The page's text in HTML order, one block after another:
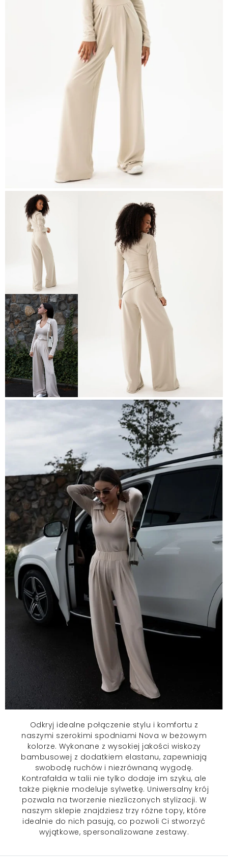
Odkryj idealne połączenie stylu i komfortu z
naszymi szerokimi spodniami Nova w beżowym
kolorze. Wykonane z wysokiej jakości wiskozy
bambusowej z dodatkiem elastanu, zapewniają
swobodę ruchów i niezrównaną wygodę.
Kontrafałda w talii nie tylko dodaje im szyku, ale
także pięknie modeluje sylwetkę. Uniwersalny krój
pozwala na tworzenie niezliczonych stylizacji. W
naszym sklepie znajdziesz trzy różne topy, które
idealnie do nich pasują, co pozwoli Ci stworzyć
wyjątkowe, spersonalizowane zestawy.